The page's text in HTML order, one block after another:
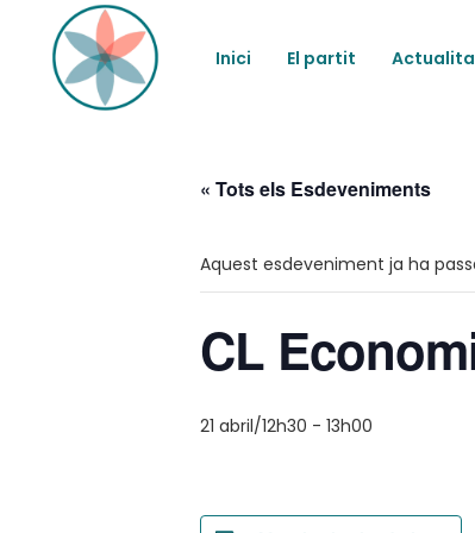
Inici El partit
« Tots els Esdeveniments
Aquest esdeveniment ja ha
CL
21 abril/12h30 - 13h00